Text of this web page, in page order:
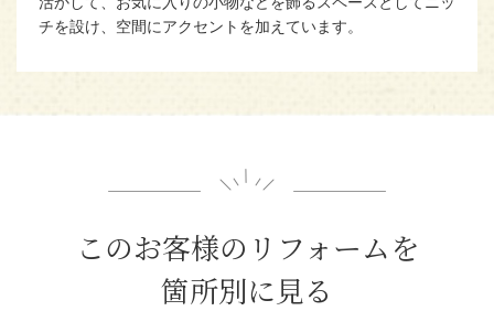
チを設け、空間にアクセントを加えています。
このお客様のリフォームを
箇所別に見る